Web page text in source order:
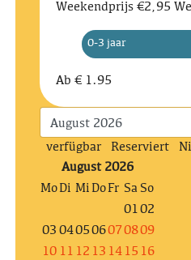
Weekendprijs €2,95
0-3 jaar
Ab € 1.95
verfügbar Reserviert
August 2026
MoDi Mi DoFr Sa So
0102
03 040506070809
10 11 12 13 14 15 16